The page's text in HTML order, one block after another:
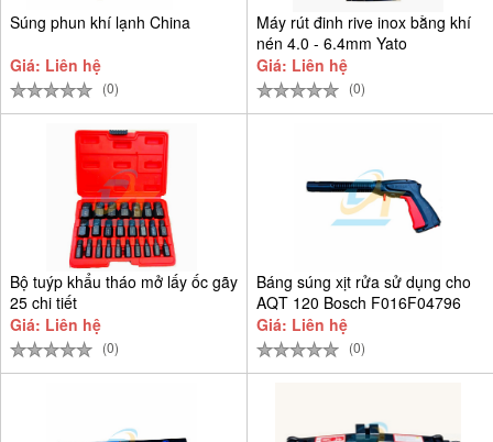
Súng phun khí lạnh China
Giá: Liên hệ
(0)
Máy rút đinh rive inox bằng khí
nén 4.0 - 6.4mm Yato
Giá: Liên hệ
(0)
Bộ tuýp khẩu tháo mở lấy ốc gãy
25 chi tiết
Giá: Liên hệ
(0)
Báng súng xịt rửa sử dụng cho
AQT 120 Bosch F016F04796
Giá: Liên hệ
(0)